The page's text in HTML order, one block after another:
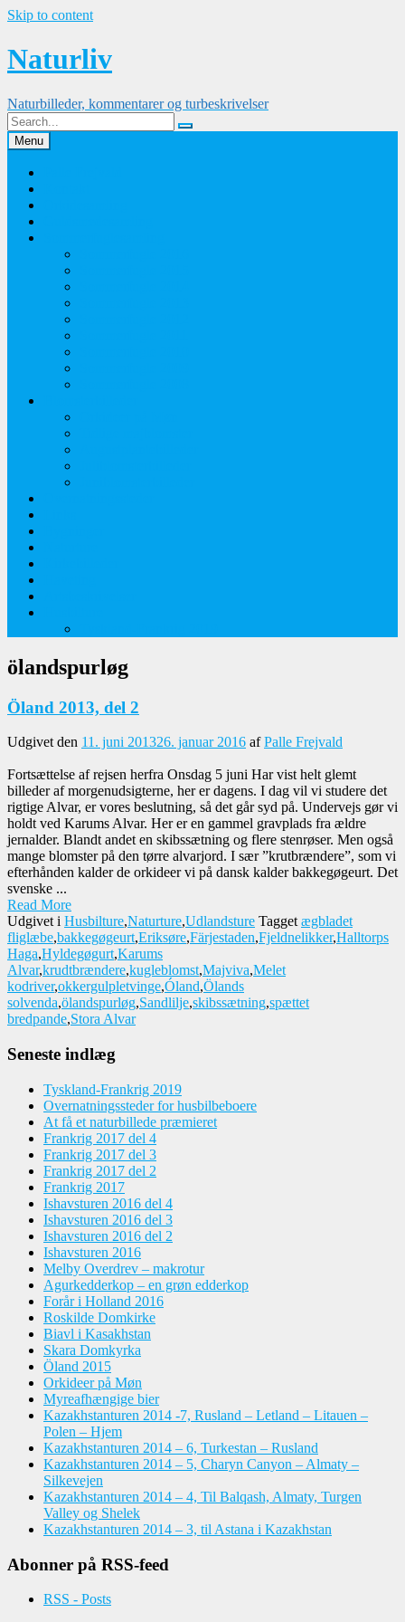
Skip to content
Naturliv
Naturbilleder, kommentarer og turbeskrivelser
Menu
ölandspurløg
Öland 2013, del 2
Udgivet den 11. juni 201326. januar 2016 afPalle Frejvald
Fortsættelse af rejsen herfra Onsdag 5 juni Har vist helt glemt
billeder af morgenudsigterne, her er dagens. I dag vil vi studere det
rigtige Alvar, er vores beslutning, så det går syd på. Undervejs gør vi
holdt ved Karums Alvar. Her er en gammel gravplads fra ældre
jernalder. Blandt andet en skibssætning og flere stenrøser. Men også
mange blomster på den tørre alvarjord. I sær ”krutbrændere”, som vi
efterhånden kalder de orkideer vi på dansk kalder bakkegøgeurt. Det
svenske ...
Read More
Udgivet i Husbilture,Naturture,Udlandsture Taggetægbladet
fliglæbe,bakkegøgeurt,Eriksøre,Färjestaden,Fjeldnelikker,Halltorps
Haga,Hyldegøgurt,Karums
Alvar,krudtbrændere,kugleblomst,Majviva,Melet
kodriver,okkergulpletvinge,Óland,Ölands
solvenda,ölandspurløg,Sandlilje,skibssætning,spættet
bredpande,Stora Alvar
Seneste indlæg
Tyskland-Frankrig 2019
Overnatningssteder for husbilbeboere
At få et naturbillede præmieret
Frankrig 2017 del 4
Frankrig 2017 del 3
Frankrig 2017 del 2
Frankrig 2017
Ishavsturen 2016 del 4
Ishavsturen 2016 del 3
Ishavsturen 2016 del 2
Ishavsturen 2016
Melby Overdrev – makrotur
Agurkedderkop – en grøn edderkop
Forår i Holland 2016
Roskilde Domkirke
Biavl i Kasakhstan
Skara Domkyrka
Öland 2015
Orkideer på Møn
Myreafhængige bier
Kazakhstanturen 2014 -7, Rusland – Letland – Litauen –
Polen – Hjem
Kazakhstanturen 2014 – 6, Turkestan – Rusland
Kazakhstanturen 2014 – 5, Charyn Canyon – Almaty –
Silkevejen
Kazakhstanturen 2014 – 4, Til Balqash, Almaty, Turgen
Valley og Shelek
Kazakhstanturen 2014 – 3, til Astana i Kazakhstan
Abonner på RSS-feed
RSS - Posts